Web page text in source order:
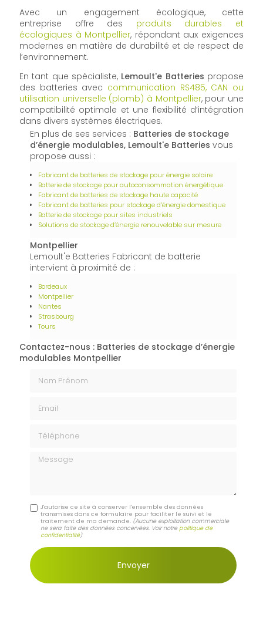
Avec un engagement écologique, cette
entreprise offre des produits durables et
écologiques à Montpellier, répondant aux exigences
modernes en matière de durabilité et de respect de
l’environnement.
En tant que spécialiste, Lemoult'e Batteries propose
des batteries avec communication RS485, CAN ou
utilisation universelle (plomb) à Montpellier, pour une
compatibilité optimale et une flexibilité d’intégration
dans divers systèmes électriques.
En plus de ses services : Batteries de stockage
d’énergie modulables, Lemoult'e Batteries vous
propose aussi :
Fabricant de batteries de stockage pour énergie solaire
Batterie de stockage pour autoconsommation énergétique
Fabricant de batteries de stockage haute capacité
Fabricant de batteries pour stockage d’énergie domestique
Batterie de stockage pour sites industriels
Solutions de stockage d’énergie renouvelable sur mesure
Montpellier
Lemoult'e Batteries Fabricant de batterie
intervient à proximité de :
Bordeaux
Montpellier
Nantes
Strasbourg
Tours
Contactez-nous : Batteries de stockage d’énergie
modulables Montpellier
Message
J'autorise ce site à conserver l'ensemble des données
transmises dans ce formulaire pour faciliter le suivi et le
traitement de ma demande. (Aucune exploitation commerciale
ne sera faite des données concervées. Voir notrepolitique de
confidentialité)